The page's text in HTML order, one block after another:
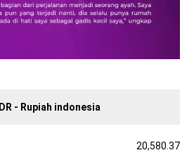
IDR - Rupiah indonesia
20,580.37